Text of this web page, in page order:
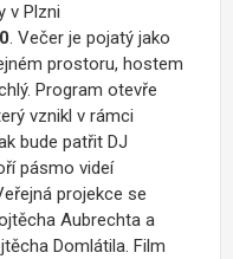
v Plzni
. Večer je pojatý jako
prostoru, hostem
Program otevře
vznikl v rámci
bude patřit DJ
pásmo videí
projekce se
Aubrechta a
Domlátila. Film